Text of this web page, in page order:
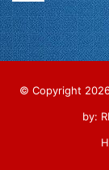
© Copyright
by: